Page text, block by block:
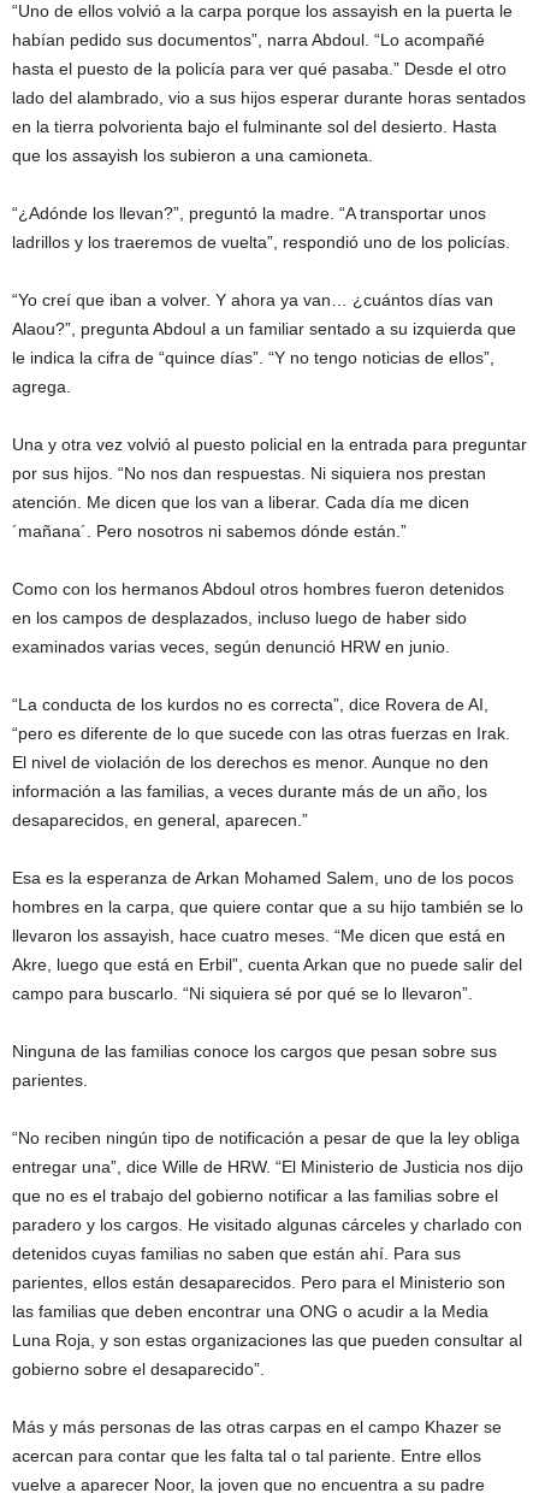
“Uno de ellos volvió a la carpa porque los assayish en la puerta le
habían pedido sus documentos”, narra Abdoul. “Lo acompañé
hasta el puesto de la policía para ver qué pasaba.” Desde el otro
lado del alambrado, vio a sus hijos esperar durante horas sentados
en la tierra polvorienta bajo el fulminante sol del desierto. Hasta
que los assayish los subieron a una camioneta.
“¿Adónde los llevan?”, preguntó la madre. “A transportar unos
ladrillos y los traeremos de vuelta”, respondió uno de los policías.
“Yo creí que iban a volver. Y ahora ya van… ¿cuántos días van
Alaou?”, pregunta Abdoul a un familiar sentado a su izquierda que
le indica la cifra de “quince días”. “Y no tengo noticias de ellos”,
agrega.
Una y otra vez volvió al puesto policial en la entrada para preguntar
por sus hijos. “No nos dan respuestas. Ni siquiera nos prestan
atención. Me dicen que los van a liberar. Cada día me dicen
´mañana´. Pero nosotros ni sabemos dónde están.”
Como con los hermanos Abdoul otros hombres fueron detenidos
en los campos de desplazados, incluso luego de haber sido
examinados varias veces, según denunció HRW en junio.
“La conducta de los kurdos no es correcta”, dice Rovera de AI,
“pero es diferente de lo que sucede con las otras fuerzas en Irak.
El nivel de violación de los derechos es menor. Aunque no den
información a las familias, a veces durante más de un año, los
desaparecidos, en general, aparecen.”
Esa es la esperanza de Arkan Mohamed Salem, uno de los pocos
hombres en la carpa, que quiere contar que a su hijo también se lo
llevaron los assayish, hace cuatro meses. “Me dicen que está en
Akre, luego que está en Erbil”, cuenta Arkan que no puede salir del
campo para buscarlo. “Ni siquiera sé por qué se lo llevaron”.
Ninguna de las familias conoce los cargos que pesan sobre sus
parientes.
“No reciben ningún tipo de notificación a pesar de que la ley obliga
entregar una”, dice Wille de HRW. “El Ministerio de Justicia nos dijo
que no es el trabajo del gobierno notificar a las familias sobre el
paradero y los cargos. He visitado algunas cárceles y charlado con
detenidos cuyas familias no saben que están ahí. Para sus
parientes, ellos están desaparecidos. Pero para el Ministerio son
las familias que deben encontrar una ONG o acudir a la Media
Luna Roja, y son estas organizaciones las que pueden consultar al
gobierno sobre el desaparecido”.
Más y más personas de las otras carpas en el campo Khazer se
acercan para contar que les falta tal o tal pariente. Entre ellos
vuelve a aparecer Noor, la joven que no encuentra a su padre